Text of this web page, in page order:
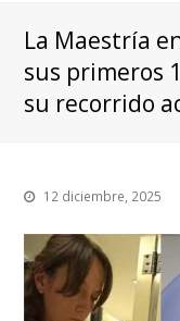
La Maestría
sus primeros
su recorrido
12 diciembre, 2025